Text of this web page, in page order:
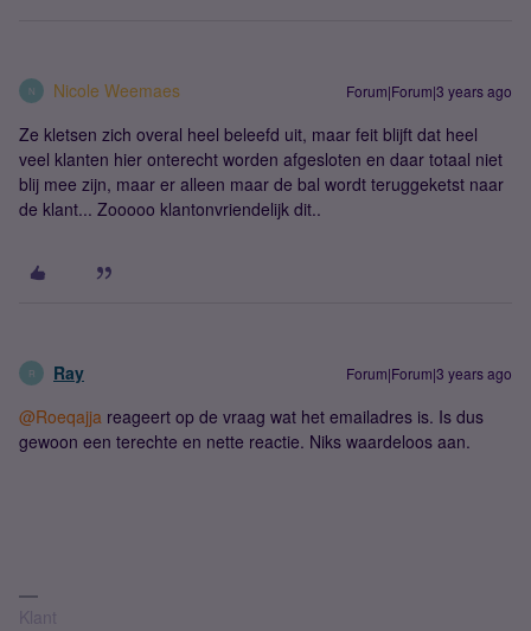
N Nicole Weemaes Forum|Forum|3 years ago
Ze kletsen zich overal heel beleefd uit, maar feit blijft dat heel
veel klanten hier onterecht worden afgesloten en daar totaal niet
blij mee zijn, maar er alleen maar de bal wordt teruggeketst naar
de klant... Zooooo klantonvriendelijk dit..
R Ray Forum|Forum|3 years ago
@Roeqajja reageert op de vraag wat het emailadres is. Is dus
gewoon een terechte en nette reactie. Niks waardeloos aan.
Klant